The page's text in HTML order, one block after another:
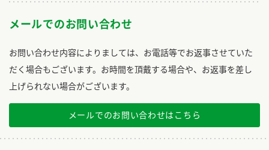
メールでのお問い合わせ
お問い合わせ内容によりましては、お電話等でお返事させていた
だく場合もございます。お時間を頂戴する場合や、お返事を差し
上げられない場合がございます。
メールでのお問い合わせはこちら